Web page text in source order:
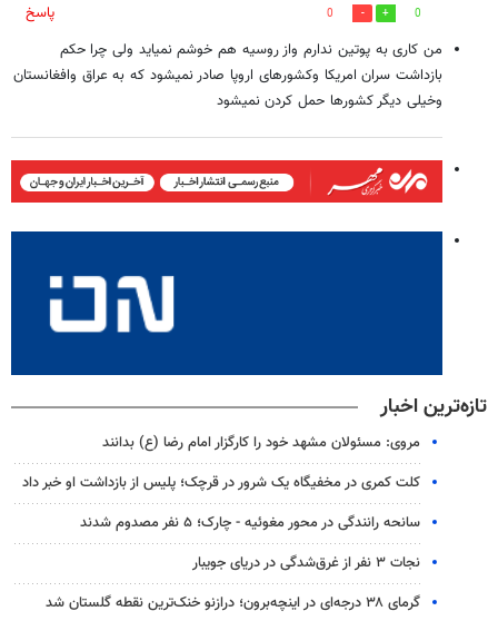
0
0
پاسخ
من کاری به پوتین ندارم واز روسیه هم خوشم نمیاید ولی چرا حکم
بازداشت سران امریکا وکشورهای اروپا صادر نمیشود که به عراق وافغانستان
وخیلی دیگر کشورها حمل کردن نمیشود
تازه‌ترین اخبار
مروی: مسئولان مشهد خود را کارگزار امام رضا (ع) بدانند
کلت کمری در مخفیگاه یک شرور در قرچک؛ پلیس از بازداشت او خبر داد
سانحه رانندگی در محور مغوئیه - چارک؛ ۵ نفر مصدوم شدند
نجات ۳ نفر از غرق‌شدگی در دریای جویبار
گرمای ۳۸ درجه‌ای در اینچه‌برون؛ درازنو خنک‌ترین نقطه گلستان شد